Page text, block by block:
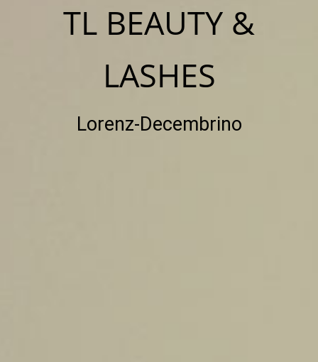
TL BEAUTY &
LASHES
Lorenz-Decembrino